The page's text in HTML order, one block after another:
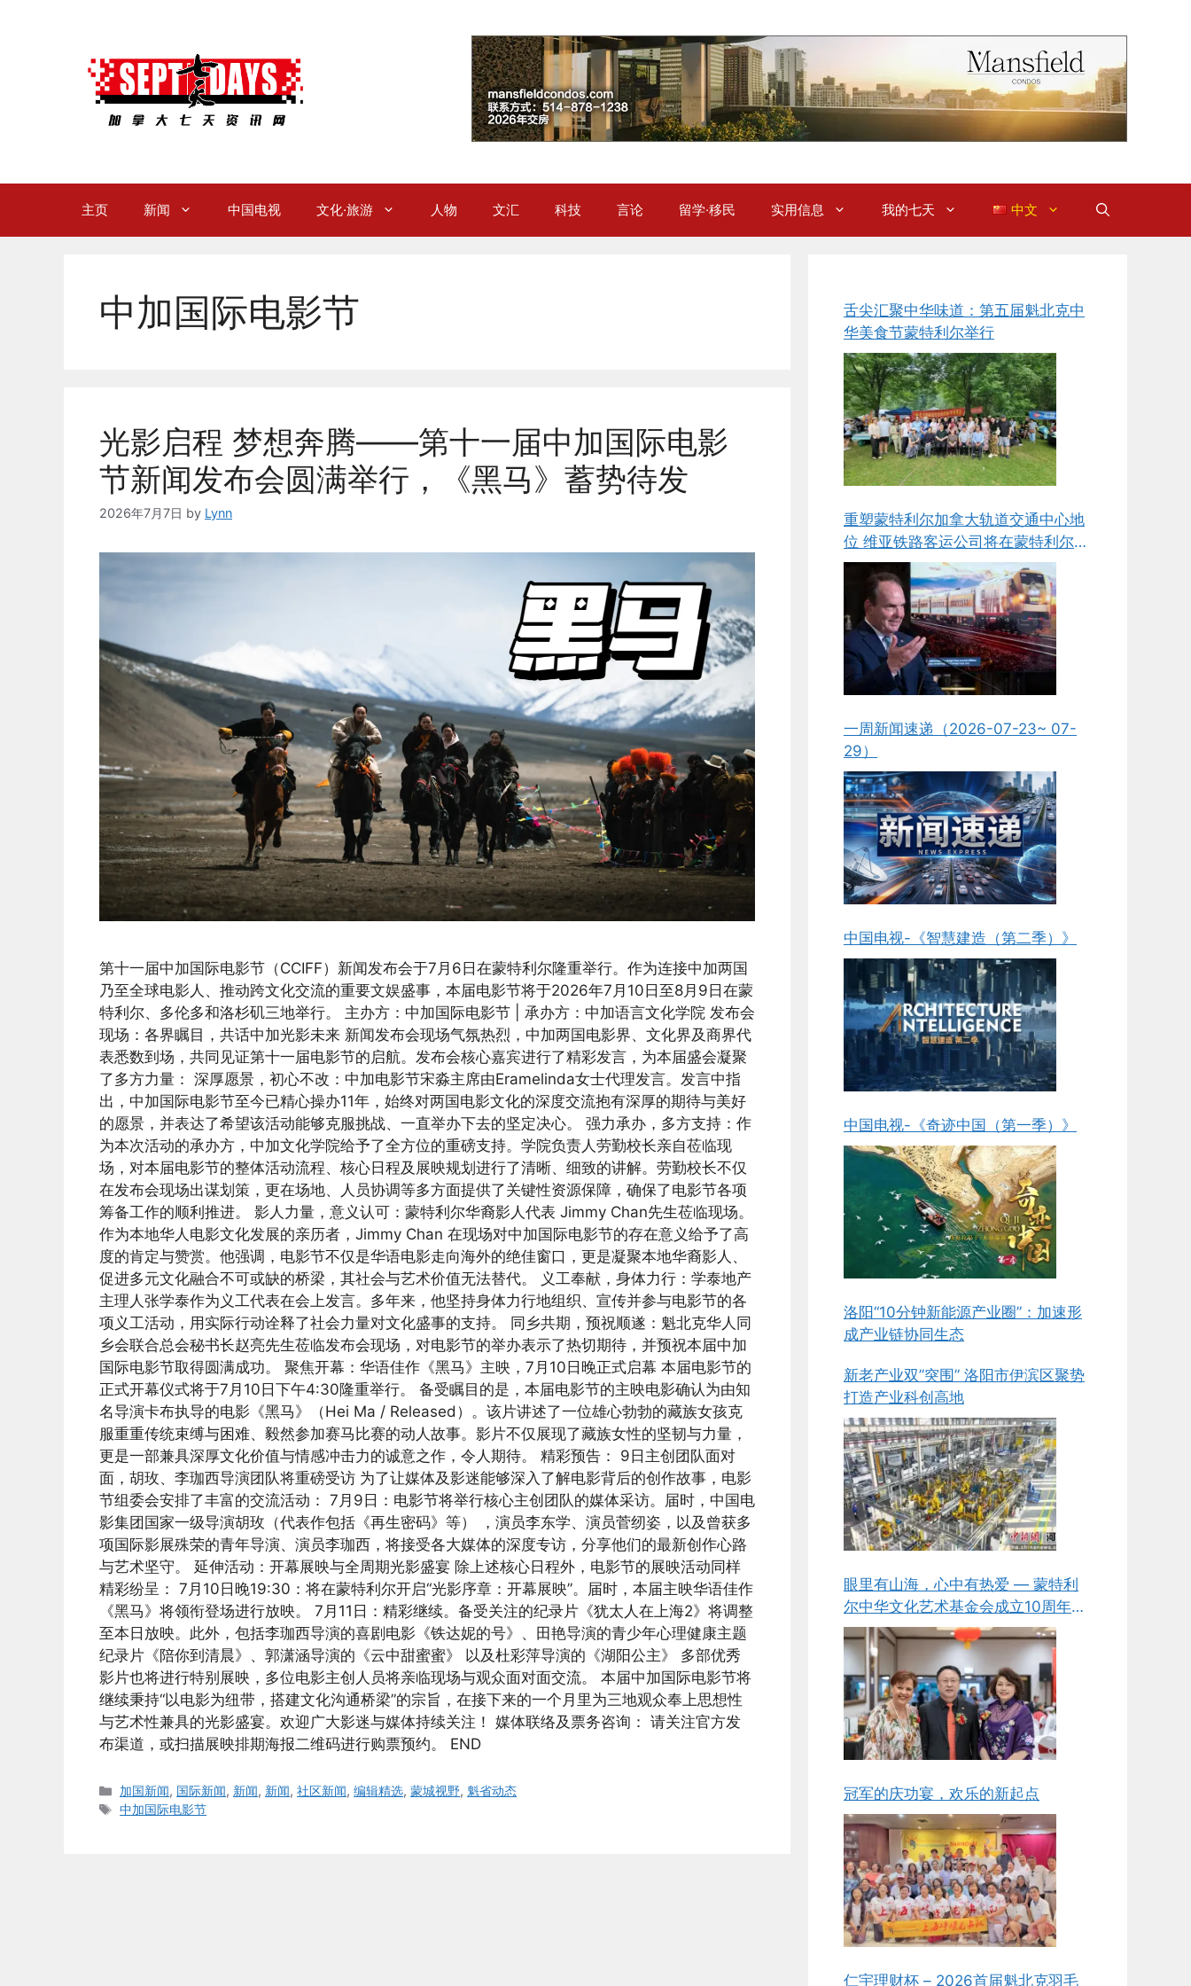
主页 新闻 中国电视 文化·旅游 人物 文汇 科技 言论 留学·移民 实用信息 我的七天 中文
中加国际电影节
光影启程 梦想奔腾——第十一届中加国际电影
节新闻发布会圆满举行，《黑马》蓄势待发
2026年7月7日 by Lynn
第十一届中加国际电影节（CCIFF）新闻发布会于7月6日在蒙特利尔隆重举行。作为连接中加两国
乃至全球电影人、推动跨文化交流的重要文娱盛事，本届电影节将于2026年7月10日至8月9日在蒙
特利尔、多伦多和洛杉矶三地举行。 主办方：中加国际电影节 | 承办方：中加语言文化学院 发布会
现场：各界瞩目，共话中加光影未来 新闻发布会现场气氛热烈，中加两国电影界、文化界及商界代
表悉数到场，共同见证第十一届电影节的启航。发布会核心嘉宾进行了精彩发言，为本届盛会凝聚
了多方力量： 深厚愿景，初心不改：中加电影节宋淼主席由Eramelinda女士代理发言。发言中指
出，中加国际电影节至今已精心操办11年，始终对两国电影文化的深度交流抱有深厚的期待与美好
的愿景，并表达了希望该活动能够克服挑战、一直举办下去的坚定决心。 强力承办，多方支持：作
为本次活动的承办方，中加文化学院给予了全方位的重磅支持。学院负责人劳勤校长亲自莅临现
场，对本届电影节的整体活动流程、核心日程及展映规划进行了清晰、细致的讲解。劳勤校长不仅
在发布会现场出谋划策，更在场地、人员协调等多方面提供了关键性资源保障，确保了电影节各项
筹备工作的顺利推进。 影人力量，意义认可：蒙特利尔华裔影人代表 Jimmy Chan先生莅临现场。
作为本地华人电影文化发展的亲历者，Jimmy Chan 在现场对中加国际电影节的存在意义给予了高
度的肯定与赞赏。他强调，电影节不仅是华语电影走向海外的绝佳窗口，更是凝聚本地华裔影人、
促进多元文化融合不可或缺的桥梁，其社会与艺术价值无法替代。 义工奉献，身体力行：学泰地产
主理人张学泰作为义工代表在会上发言。多年来，他坚持身体力行地组织、宣传并参与电影节的各
项义工活动，用实际行动诠释了社会力量对文化盛事的支持。 同乡共期，预祝顺遂：魁北克华人同
乡会联合总会秘书长赵亮先生莅临发布会现场，对电影节的举办表示了热切期待，并预祝本届中加
国际电影节取得圆满成功。 聚焦开幕：华语佳作《黑马》主映，7月10日晚正式启幕 本届电影节的
正式开幕仪式将于7月10日下午4:30隆重举行。 备受瞩目的是，本届电影节的主映电影确认为由知
名导演卡布执导的电影《黑马》（Hei Ma / Released）。该片讲述了一位雄心勃勃的藏族女孩克
服重重传统束缚与困难、毅然参加赛马比赛的动人故事。影片不仅展现了藏族女性的坚韧与力量，
更是一部兼具深厚文化价值与情感冲击力的诚意之作，令人期待。 精彩预告： 9日主创团队面对
面，胡玫、李珈西导演团队将重磅受访 为了让媒体及影迷能够深入了解电影背后的创作故事，电影
节组委会安排了丰富的交流活动： 7月9日：电影节将举行核心主创团队的媒体采访。届时，中国电
影集团国家一级导演胡玫（代表作包括《再生密码》等） ，演员李东学、演员菅纫姿，以及曾获多
项国际影展殊荣的青年导演、演员李珈西，将接受各大媒体的深度专访，分享他们的最新创作心路
与艺术坚守。 延伸活动：开幕展映与全周期光影盛宴 除上述核心日程外，电影节的展映活动同样
精彩纷呈： 7月10日晚19:30：将在蒙特利尔开启“光影序章：开幕展映”。届时，本届主映华语佳作
《黑马》将领衔登场进行放映。 7月11日：精彩继续。备受关注的纪录片《犹太人在上海2》将调整
至本日放映。此外，包括李珈西导演的喜剧电影《铁达妮的号》、田艳导演的青少年心理健康主题
纪录片《陪你到清晨》、郭潇涵导演的《云中甜蜜蜜》 以及杜彩萍导演的《湖阳公主》 多部优秀
影片也将进行特别展映，多位电影主创人员将亲临现场与观众面对面交流。 本届中加国际电影节将
继续秉持“以电影为纽带，搭建文化沟通桥梁”的宗旨，在接下来的一个月里为三地观众奉上思想性
与艺术性兼具的光影盛宴。欢迎广大影迷与媒体持续关注！ 媒体联络及票务咨询： 请关注官方发
布渠道，或扫描展映排期海报二维码进行购票预约。 END
Categories
加国新闻, 国际新闻, 新闻, 新闻,社区新闻,编辑精选,蒙城视野, 魁省动态
Tags
中加国际电影节
舌尖汇聚中华味道：第五届魁北克中
华美食节蒙特利尔举行
重塑蒙特利尔加拿大轨道交通中心地
位 维亚铁路客运公司将在蒙特利尔新
建组装与维护工厂
一周新闻速递（2026-07-23~ 07-
29）
中国电视-《智慧建造（第二季）》
中国电视-《奇迹中国（第一季）》
洛阳“10分钟新能源产业圈”：加速形
成产业链协同生态
新老产业双”突围” 洛阳市伊滨区聚势
打造产业科创高地
眼里有山海，心中有热爱 — 蒙特利
尔中华文化艺术基金会成立10周年庆
典侧记
冠军的庆功宴，欢乐的新起点
仁宇理财杯 – 2026首届魁北克羽毛